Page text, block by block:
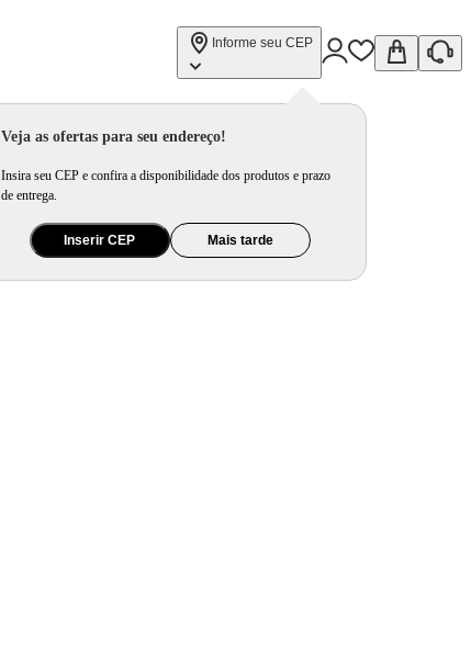
Informe seu CEP
Veja as ofertas para seu endereço!
Insira seu CEP e confira a disponibilidade dos produtos e prazo
de entrega.
Inserir CEP Mais tarde